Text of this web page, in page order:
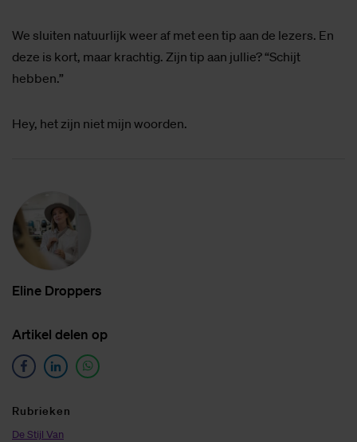
We sluiten natuurlijk weer af met een tip aan de lezers. En
deze is kort, maar krachtig. Zijn tip aan jullie? “Schijt
hebben.”
Hey, het zijn niet mijn woorden.
Eli­ne Drop­pers
Ar­ti­kel de­len op
Ru­brie­ken
De Stijl Van